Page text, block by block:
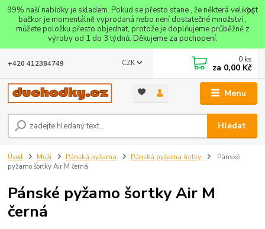
99% naší nabídky je skladem. Pokud se přesto stane , že některá velikost
bačkor je momentálně vyprodaná nebo není dostatečné množství ,
můžete položku přesto objednat, protože je doplňujeme průběžně z
výroby od 1 do 3 týdnů. Děkujeme za pochopení.
Menu
CZK
Hledat
+420 412384749 0 ks
za 0,00 Kč
Úvod Muži Pánská pyžama Pánská pyžama šortky
Pánské
pyžamo šortky Air M černá
Pánské pyžamo šortky Air M
černá